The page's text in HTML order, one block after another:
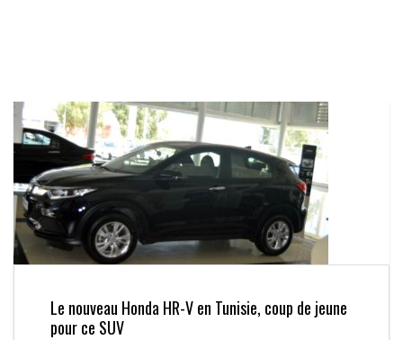
Le nouveau Honda HR-V en Tunisie, coup de jeune
pour ce SUV